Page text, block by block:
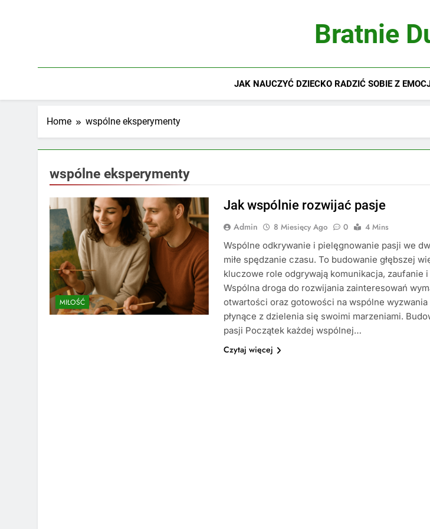
Bratnie
JAK NAUCZYĆ DZIECKO RADZIĆ SOBIE Z
Home wspólne eksperymenty
wspólne eksperymenty
MIŁOŚĆ
Jak wspólnie rozwijać pasje
Admin 8 Miesięcy Ago 0
4 Mins
Wspólne odkrywanie i pielęgnowanie pasji we
miłe spędzanie czasu. To budowanie głębszej
kluczowe role odgrywają komunikacja, zaufanie
Wspólna droga do rozwijania zainteresowań
otwartości oraz gotowości na wspólne
płynące z dzielenia się swoimi marzeniami.
pasji Początek każdej wspólnej…
Czytaj więcej